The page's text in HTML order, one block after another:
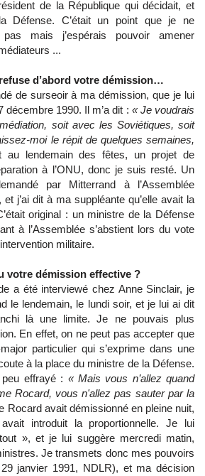
de la République qui décidait, et
Défense. C’était un point que je ne
pas mais j’espérais pouvoir amener
...
d’abord votre démission…
de surseoir à ma démission, que je lui
décembre 1990. Il m’a dit : « Je voudrais
soit avec les Soviétiques, soit
moi le répit de quelques semaines,
au lendemain des fêtes, un projet de
à l’ONU, donc je suis resté. Un
par Mitterrand à l’Assemblée
j’ai dit à ma suppléante qu’elle avait la
original : un ministre de la Défense
à l’Assemblée s’abstient lors du vote
militaire.
votre démission effective ?
a été interviewé chez Anne Sinclair, je
le lendemain, le lundi soir, et je lui ai dit
là une limite. Je ne pouvais plus
En effet, on ne peut pas accepter que
particulier qui s’exprime dans une
à la place du ministre de la Défense.
effrayé : « Mais vous n’allez quand
Rocard, vous n'allez pas sauter par la
Rocard avait démissionné en pleine nuit,
introduit la proportionnelle. Je lui
», et je lui suggère mercredi matin,
Je transmets donc mes pouvoirs
janvier 1991, NDLR), et ma décision